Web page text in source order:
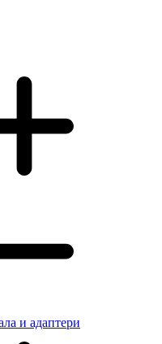
и адаптери